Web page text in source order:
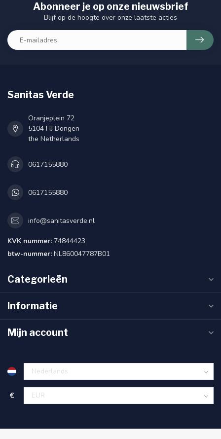
Abonneer je op onze nieuwsbrief
Blijf op de hoogte over onze laatste acties
Sanitas Verde
Oranjeplein 72
5104 HJ Dongen
the Netherlands
0617155880
0617155880
info@sanitasverde.nl
KVK nummer: 74844423
btw-nummer: NL860047787B01
Categorieën
Informatie
Mijn account
€